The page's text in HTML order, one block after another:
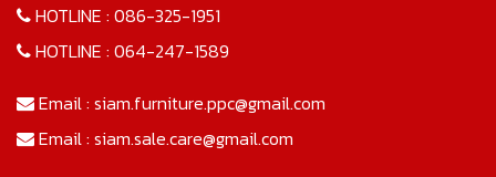
HOTLINE : 086-325-1951
HOTLINE : 064-247-1589
Email : siam.furniture.ppc@gmail.com
Email : siam.sale.care@gmail.com